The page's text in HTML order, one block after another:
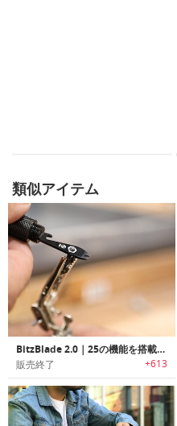
類似アイテム
BitzBlade 2.0｜25の機能を搭載したEDCマルチツール「ビッツブレード2.0」
販売終了 +613